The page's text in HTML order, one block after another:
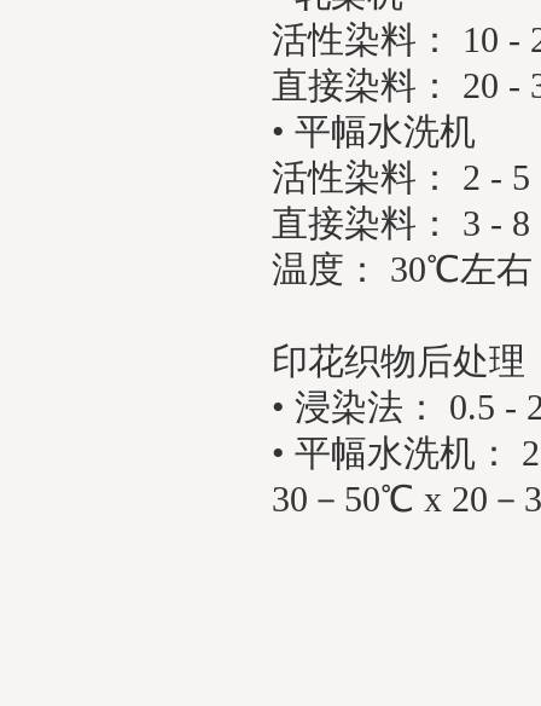
活性染料 ： 10
直接染料： 20 -
• 平幅水洗机
活性染料： 2 -
直接染料 ： 3 -
温度： 30℃左右
印花织物后处理
• 浸染法： 0.5 -
• 平幅水洗机：
30－50℃ x 20－